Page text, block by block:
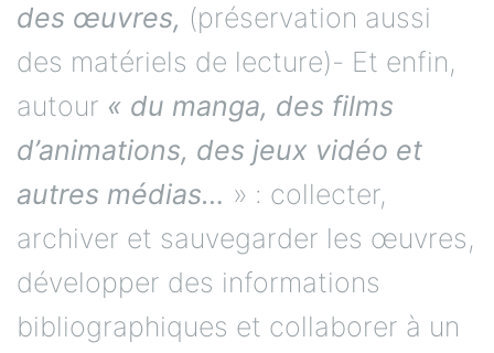
des œuvres, (préservation aussi
des matériels de lecture)- Et enfin,
autour « du manga, des films
d’animations, des jeux vidéo et
autres médias… » : collecter,
archiver et sauvegarder les œuvres,
développer des informations
bibliographiques et collaborer à un